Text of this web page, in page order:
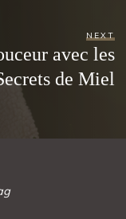
NEXT
avec les
de Miel